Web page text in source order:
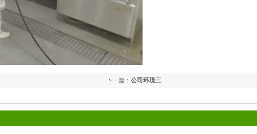
下一篇： 公司环境三